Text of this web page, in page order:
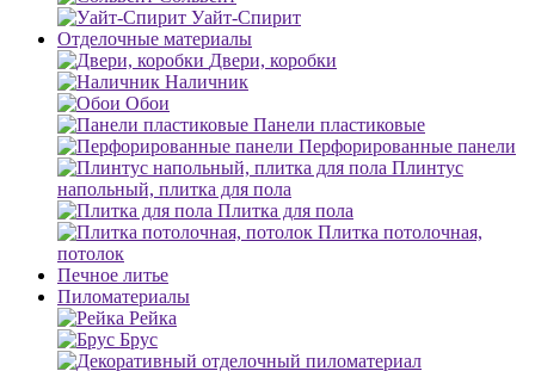
Уайт-Спирит
Отделочные материалы
Двери, коробки
Наличник
Обои
Панели пластиковые
Перфорированные панели
Плинтус
напольный, плитка для пола
Плитка для пола
Плитка потолочная,
потолок
Печное литье
Пиломатериалы
Рейка
Брус